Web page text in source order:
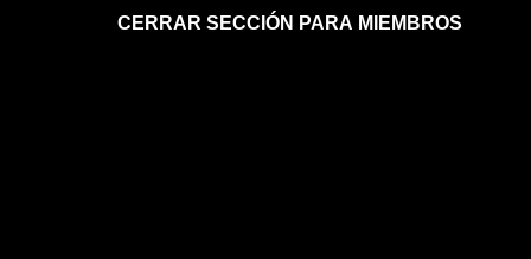
CERRAR SECCIÓN PARA MIEMBROS